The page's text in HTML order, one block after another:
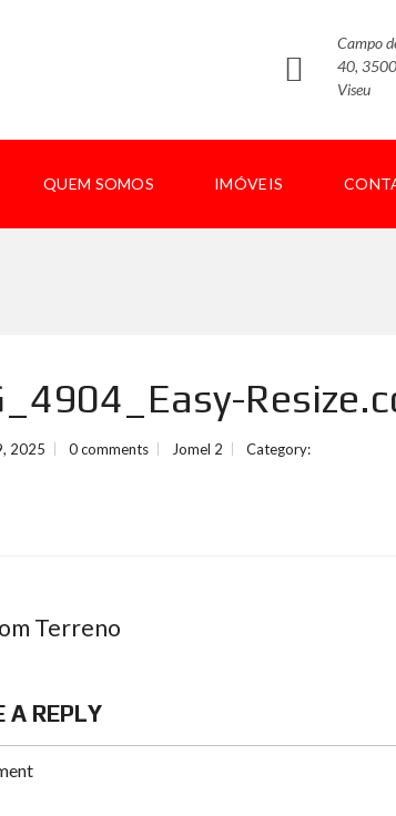
Campo
40,
Viseu
QUEM SOMOS IMÓVEIS
2025 0 comments Jomel 2 Category:
Terreno
A REPLY